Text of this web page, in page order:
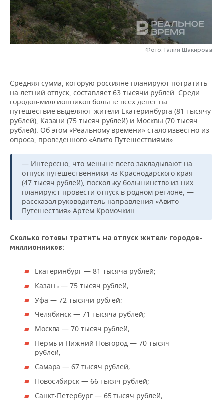
НЕФТЕХИМИЯ
НЕФТЬ
РОЗНИЧНАЯ ТОРГОВЛЯ
ТРАНСПОРТ
НОВОСТИ ТЕХНОЛОГИЙ
IT
ТЕЛЕКОММУНИКАЦИИ
МЕРОПРИЯТИЯ
НОВОСТИ МЕРОПРИЯТИЙ
БИЗНЕС-БРАНЧИ
ONLINE-КОНФЕРЕНЦИИ
ОТКРЫТАЯ ЛЕКЦИЯ
СПОРТ
ФУТБОЛ
ХОККЕЙ
БАСКЕТБОЛ
ВОЛЕЙБОЛ
КИБЕРСПОРТ
ФИГУРНОЕ КАТАНИЕ
ВОДНЫЕ ВИДЫ СПОРТА
ХОККЕЙ С МЯЧОМ
НОВОСТИ ОБЩЕСТВА
ВЛАСТЬ
ИНФРАСТРУКТУРА
ИСТОРИЯ
КУЛЬТУРА
МЕДИЦИНА
ОБРАЗОВАНИЕ
ПРОИСШЕСТВИЯ
ФОТОГАЛЕРЕЯ
СЮЖЕТЫ
СПРАВОЧНИК
СПИСОК ПЕРСОН
СПИСОК КОМПАНИЙ
ПОЛНАЯ ВЕРСИЯ
Фото: Галия Шакирова
Средняя сумма, которую россияне планируют потратить
на летний отпуск, составляет 63 тысячи рублей. Среди
городов-миллионников больше всех денег на
путешествие выделяют жители Екатеринбурга (81 тысячу
рублей), Казани (75 тысяч рублей) и Москвы (70 тысяч
рублей). Об этом «Реальному времени» стало известно из
опроса, проведенного «Авито Путешествиями».
— Интересно, что меньше всего закладывают на
отпуск путешественники из Краснодарского края
(47 тысяч рублей), поскольку большинство из них
планируют провести отпуск в родном регионе, —
рассказал руководитель направления «Авито
Путешествия» Артем Кромочкин.
Сколько готовы тратить на отпуск жители городов-
миллионников:
Екатеринбург — 81 тысяча рублей;
Казань — 75 тысяч рублей;
Уфа — 72 тысячи рублей;
Челябинск — 71 тысяча рублей;
Москва — 70 тысяч рублей;
Пермь и Нижний Новгород — 70 тысяч
рублей;
Самара — 67 тысяч рублей;
Новосибирск — 66 тысяч рублей;
Санкт-Петербург — 65 тысяч рублей;